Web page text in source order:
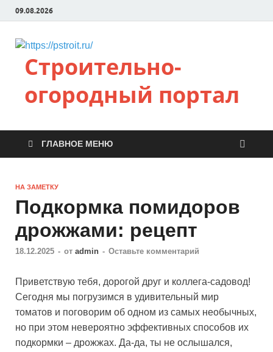
09.08.2026
Строительно-
огородный портал
ГЛАВНОЕ МЕНЮ
НА ЗАМЕТКУ
Подкормка помидоров
дрожжами: рецепт
18.12.2025 - от admin - Оставьте комментарий
Приветствую тебя, дорогой друг и коллега-садовод!
Сегодня мы погрузимся в удивительный мир
томатов и поговорим об одном из самых необычных,
но при этом невероятно эффективных способов их
подкормки – дрожжах. Да-да, ты не ослышался,